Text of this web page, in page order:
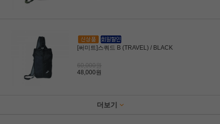
[써미트]스쿼드 B (TRAVEL) / BLACK
60,000원
48,000원
더보기